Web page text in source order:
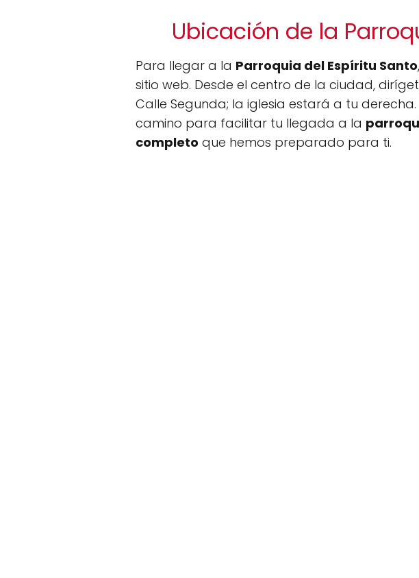
Ubicación de la
Para llegar a la Parroquia del Espíritu Santo
sitio web. Desde el centro de la ciudad,
Calle Segunda; la iglesia estará a tu
camino para facilitar tu llegada a la
completo que hemos preparado para ti.